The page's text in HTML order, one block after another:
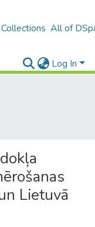
All of
Log In
Lietuvā